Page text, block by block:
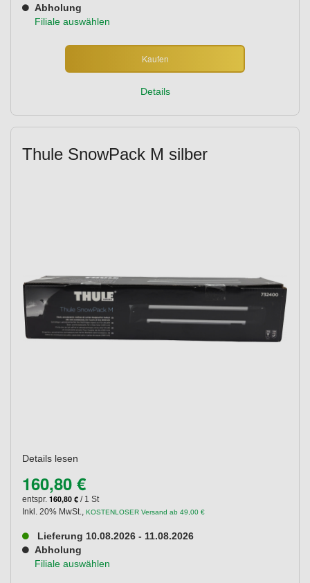
Abholung
Filiale auswählen
Kaufen
Details
Thule SnowPack M silber
Details lesen
160,80 €
entspr. 160,80 € / 1 St
Inkl. 20% MwSt., KOSTENLOSER Versand ab 49,00 €
Lieferung 10.08.2026 - 11.08.2026
Abholung
Filiale auswählen